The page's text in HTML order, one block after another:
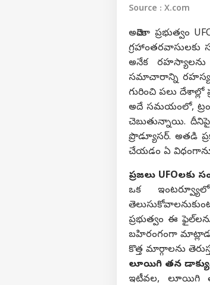
Source : X.com
అమెరికా ప్రభుత్వం
గ్రహాంతరవాసులకు
అనేక రహస్యాలను
సమాచారాన్ని
గురించి పలు దేశాల్లో
అదే సమయంలో,
చెబుతున్నాయి. దీనిపై
ప్రొడ్యూసర్. అతడి
చేయడం ఏ విధంగానూ
ప్రజలు
ఒక
ప్రభుత్వం ఈ
బహిరంగంగా
కొత్త మార్గాలను
లూయిగి తన
ఇటీవల, లూయిగి